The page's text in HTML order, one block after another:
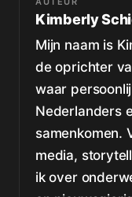
Kimberly
Mijn naam is
de oprichter
waar
Nederlanders
samenkomen.
media,
ik over